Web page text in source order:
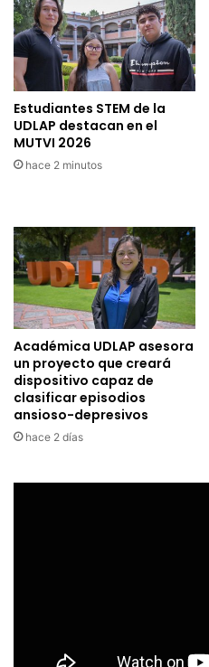
Estudiantes STEM de la
UDLAP destacan en el
MUTVI 2026
hace 2 minutos
Académica UDLAP asesora
un proyecto que creará
dispositivo capaz de
clasificar episodios
ansioso-depresivos
hace 2 días